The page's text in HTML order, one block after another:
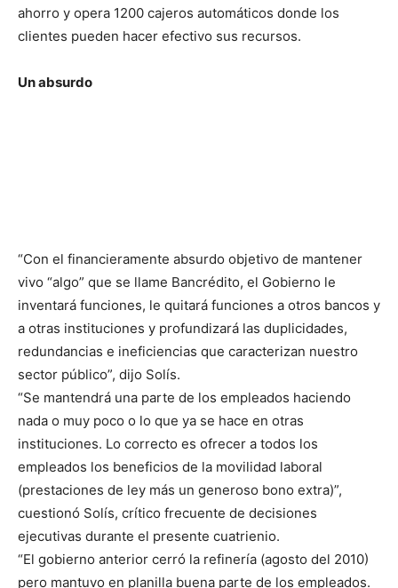
ahorro y opera 1200 cajeros automáticos donde los
clientes pueden hacer efectivo sus recursos.
Un absurdo
“Con el financieramente absurdo objetivo de mantener
vivo “algo” que se llame Bancrédito, el Gobierno le
inventará funciones, le quitará funciones a otros bancos y
a otras instituciones y profundizará las duplicidades,
redundancias e ineficiencias que caracterizan nuestro
sector público”, dijo Solís.
“Se mantendrá una parte de los empleados haciendo
nada o muy poco o lo que ya se hace en otras
instituciones. Lo correcto es ofrecer a todos los
empleados los beneficios de la movilidad laboral
(prestaciones de ley más un generoso bono extra)”,
cuestionó Solís, crítico frecuente de decisiones
ejecutivas durante el presente cuatrienio.
“El gobierno anterior cerró la refinería (agosto del 2010)
pero mantuvo en planilla buena parte de los empleados.